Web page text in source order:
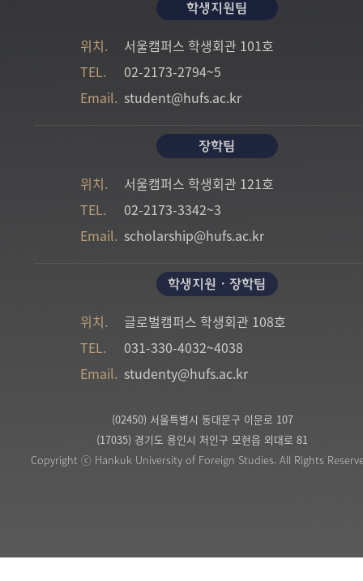
학생지원팀
위치. 서울캠퍼스 학생회관 101호
TEL.
02-2173-2794~5
Email. student@hufs.ac.kr
장학팀
위치. 서울캠퍼스 학생회관 121호
TEL.
02-2173-3342~3
Email. scholarship@hufs.ac.kr
학생지원・장학팀
위치. 글로벌캠퍼스 학생회관 108호
TEL.
031-330-4032~4038
Email. studenty@hufs.ac.kr
(02450) 서울특별시 동대문구 이문로 107
(17035) 경기도 용인시 처인구 모현읍 외대로 81
Copyright ⓒ Hankuk University of Foreign Studies. All Rights